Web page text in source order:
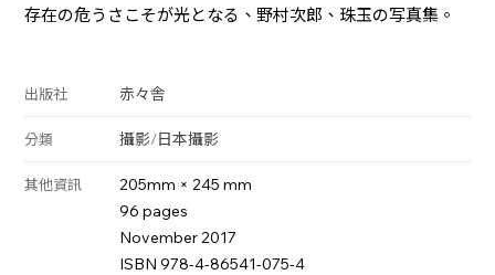
存在の危うさこそが光となる、野村次郎、珠玉の写真集。
出版社 赤々舎
分類 攝影/日本攝影
其他資訊
205mm × 245 mm
96 pages
November 2017
ISBN 978-4-86541-075-4